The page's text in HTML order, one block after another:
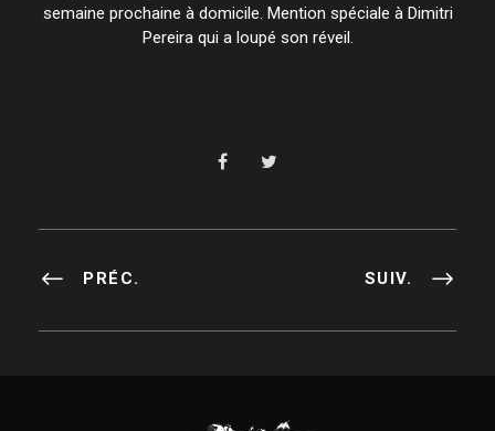
semaine prochaine à domicile. Mention spéciale à Dimitri
Pereira qui a loupé son réveil.
PRÉC. SUIV.